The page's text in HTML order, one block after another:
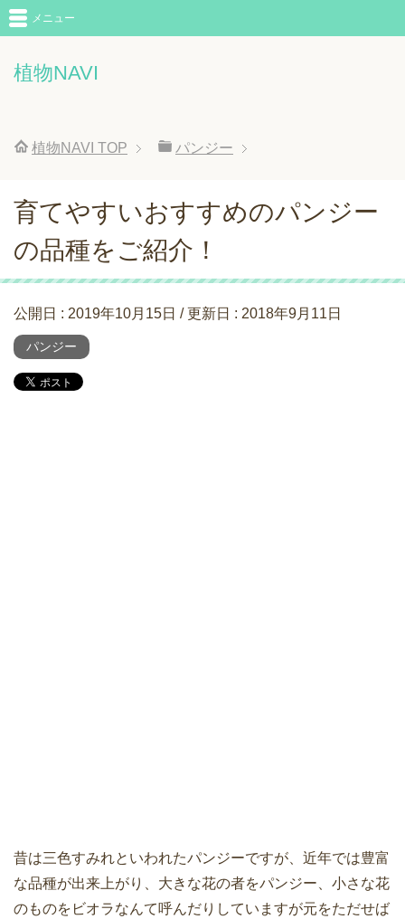
植物NAVI
メニュー
植物NAVI TOP パンジー
育てやすいおすすめのパンジー
の品種をご紹介！
公開日 : 2019年10月15日 / 更新日 : 2018年9月11日
パンジー
昔は三色すみれといわれたパンジーですが、近年では豊富
な品種が出来上がり、大きな花の者をパンジー、小さな花
のものをビオラなんて呼んだりしていますが元をただせば